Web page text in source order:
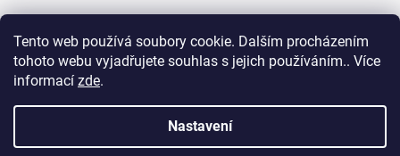
Tento web používá soubory cookie. Dalším procházením
tohoto webu vyjadřujete souhlas s jejich používáním.. Více
informací zde.
Nastavení
Icons on this website are under license (Icons 8)
Vytvořil Shoptet